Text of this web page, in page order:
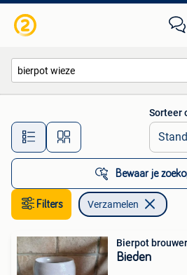
Alle afstanden…
Sorteer
Bewaar je
Filters Verzamelen
Bierpot
Bieden